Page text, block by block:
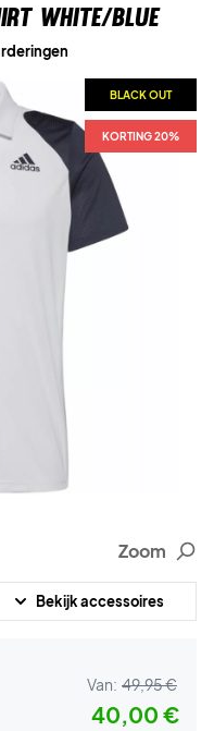
White/blue
BLACK OUT
KORTING 20%
BLACK OUT
KORTING 20%
BLACK OUT
KORTING 20%
BLACK OUT
KORTING 20%
BLACK OUT
KORTING 20%
Zoom
Bekijk accessoires
Van: 49,95 €
40,00 €